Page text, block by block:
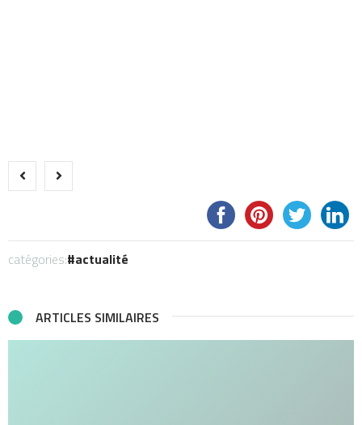
catégories: actualité
ARTICLES SIMILAIRES